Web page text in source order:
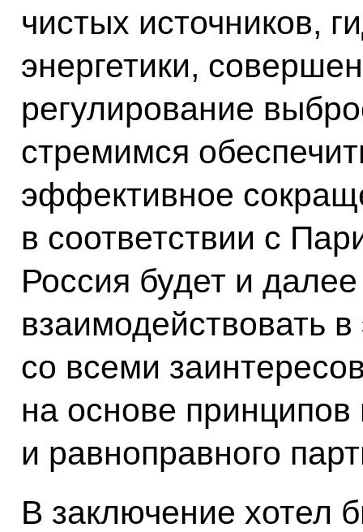
чистых источников,
энергетики,
регулирование
стремимся
эффективное
в соответствии с
Россия будет и
взаимодействовать
со всеми
на основе принципов
и равноправного
В заключение хотел